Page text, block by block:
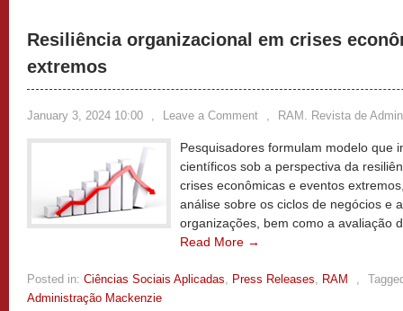
Resiliência organizacional em crises
extremos
January 3, 2024 10:00 , Leave a Comment , RAM. Revista de
Pesquisadores formulam modelo que
científicos sob a perspectiva da
crises econômicas e eventos
análise sobre os ciclos de negócios e
organizações, bem como a avaliação
Read More →
Posted in: Ciências Sociais Aplicadas, Press Releases, RAM ,
Administração Mackenzie